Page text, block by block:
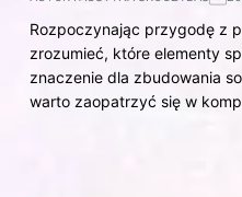
Rozpoczynając przygodę z
zrozumieć, które elementy
znaczenie dla zbudowania
warto zaopatrzyć się w